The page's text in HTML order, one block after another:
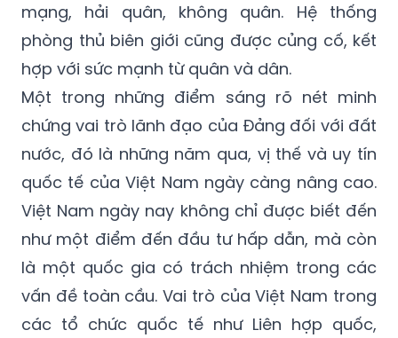
mạng, hải quân, không quân. Hệ thống
phòng thủ biên giới cũng được củng cố, kết
hợp với sức mạnh từ quân và dân.
Một trong những điểm sáng rõ nét minh
chứng vai trò lãnh đạo của Đảng đối với đất
nước, đó là những năm qua, vị thế và uy tín
quốc tế của Việt Nam ngày càng nâng cao.
Việt Nam ngày nay không chỉ được biết đến
như một điểm đến đầu tư hấp dẫn, mà còn
là một quốc gia có trách nhiệm trong các
vấn đề toàn cầu. Vai trò của Việt Nam trong
các tổ chức quốc tế như Liên hợp quốc,